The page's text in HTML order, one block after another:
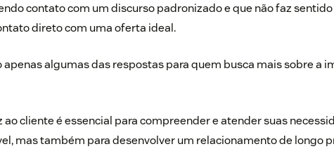
contato com um discurso padronizado e que não faz sentido
direto com uma oferta ideal.
apenas algumas das respostas para quem busca mais sobre a
ao cliente é essencial para compreender e atender suas
mas também para desenvolver um relacionamento de longo